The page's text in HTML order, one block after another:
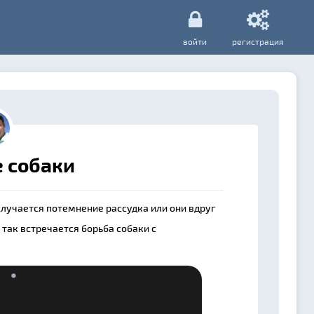
войти регистрация
собаки
потемнение рассудка или они вдруг
встречается борьба собаки с